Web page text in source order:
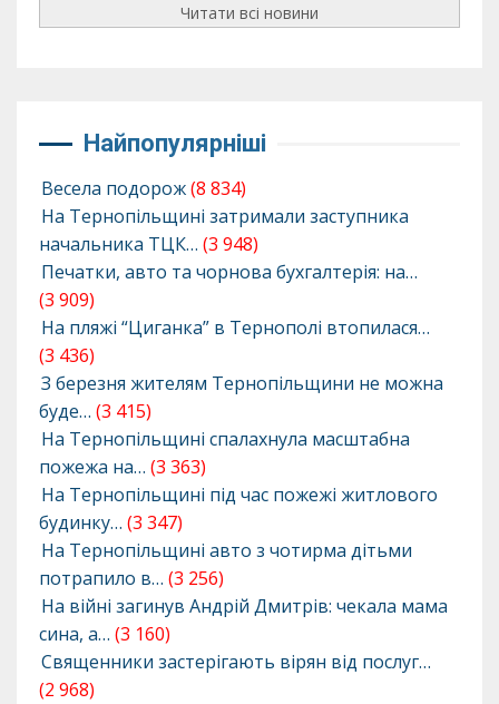
Читати всі новини
Найпопулярніші
Весела подорож(8 834)
На Тернопільщині затримали заступника
начальника ТЦК… (3 948)
Печатки, авто та чорнова бухгалтерія: на…
(3 909)
На пляжі “Циганка” в Тернополі втопилася…
(3 436)
З березня жителям Тернопільщини не можна
буде… (3 415)
На Тернопільщині спалахнула масштабна
пожежа на… (3 363)
На Тернопільщині під час пожежі житлового
будинку… (3 347)
На Тернопільщині авто з чотирма дітьми
потрапило в… (3 256)
На війні загинув Андрій Дмитрів: чекала мама
сина, а… (3 160)
Священники застерігають вірян від послуг…
(2 968)